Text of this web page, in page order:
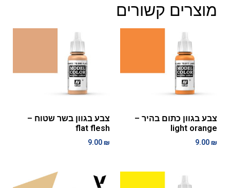
מוצרים קשורים
צבע בגוון כתום בהיר –
light orange
9.00₪
צבע בגוון בשר שטוח –
flat flesh
9.00₪